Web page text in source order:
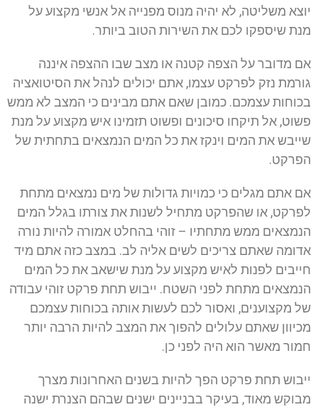
יוצא משליטה, לא יהיה מנוס מפנייה אל אנשי מקצוע על
מנת שיספקו לכם את השירות הטוב ביותר.
אם מדובר על הצפה קטנה או מצב שבו ההצפה איננה
גורמת נזק לפרקט עצמו, אתם יכולים לנהל את הסיטואציה
בכוחות עצמכם. כמובן שאם אתם מבינים כי המצב לא ממש
פשוט, אל תיקחו סיכונים ופשוט תזמינו איש מקצוע על מנת
שייבש את המים וינקז את כל המים הנמצאים בתחתית של
הפרקט.
אם אתם מגלים כי כמויות גדולות של מים נמצאים מתחת
לפרקט, או שהפרקט מתחיל לשנות את צורתו בגלל המים
הנמצאים ממש מתחתיו – זוהי בהחלט אמורה להיות נורה
אדומה שאתם צריכים לשים אליה לב. במצב כזה אתם מיד
חייבים לפנות לאיש מקצוע על מנת שישאב את כל המים
הנמצאים מתחת לפני השטח. ייבוש תחת פרקט זוהי עבודה
של מקצוענים, ואסור לכם לעשות אותה בכוחות עצמכם
מכיוון שאתם עלולים להפוך את המצב להיות הרבה יותר
חמור מאשר הוא היה לפני כן.
ייבוש תחת פרקט הפך להיות בשנים האחרונות מצרך
מבוקש מאוד, בעיקר בבניינים ישנים שבהם הצנרת ישנה